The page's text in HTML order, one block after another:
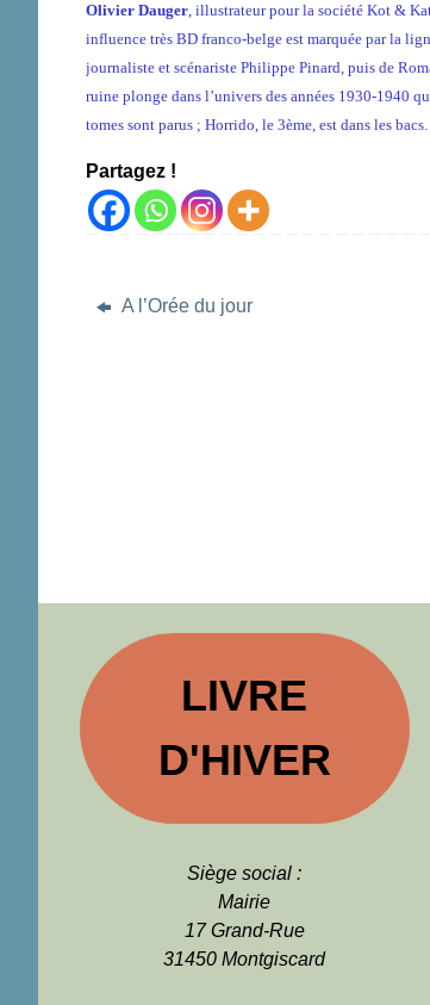
Olivier Dauger, illustrateur pour la société Kot &
influence très BD franco-belge est marquée par la
journaliste et scénariste Philippe Pinard, puis de
ruine plonge dans l’univers des années 1930-1940
tomes sont parus ; Horrido, le 3ème, est dans les bacs.
Partagez !
A l’Orée du jour
LIVRE
D'HIVER
Siège social :
Mairie
17 Grand-Rue
31450 Montgiscard